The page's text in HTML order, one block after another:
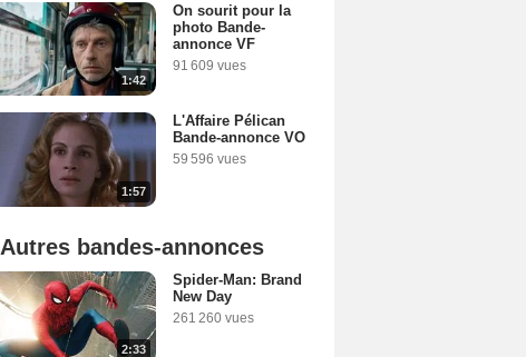
1:42
On sourit pour la
photo Bande-
annonce VF
91 609 vues
1:57
L'Affaire Pélican
Bande-annonce VO
59 596 vues
Autres bandes-annonces
2:33
Spider-Man: Brand
New Day
261 260 vues